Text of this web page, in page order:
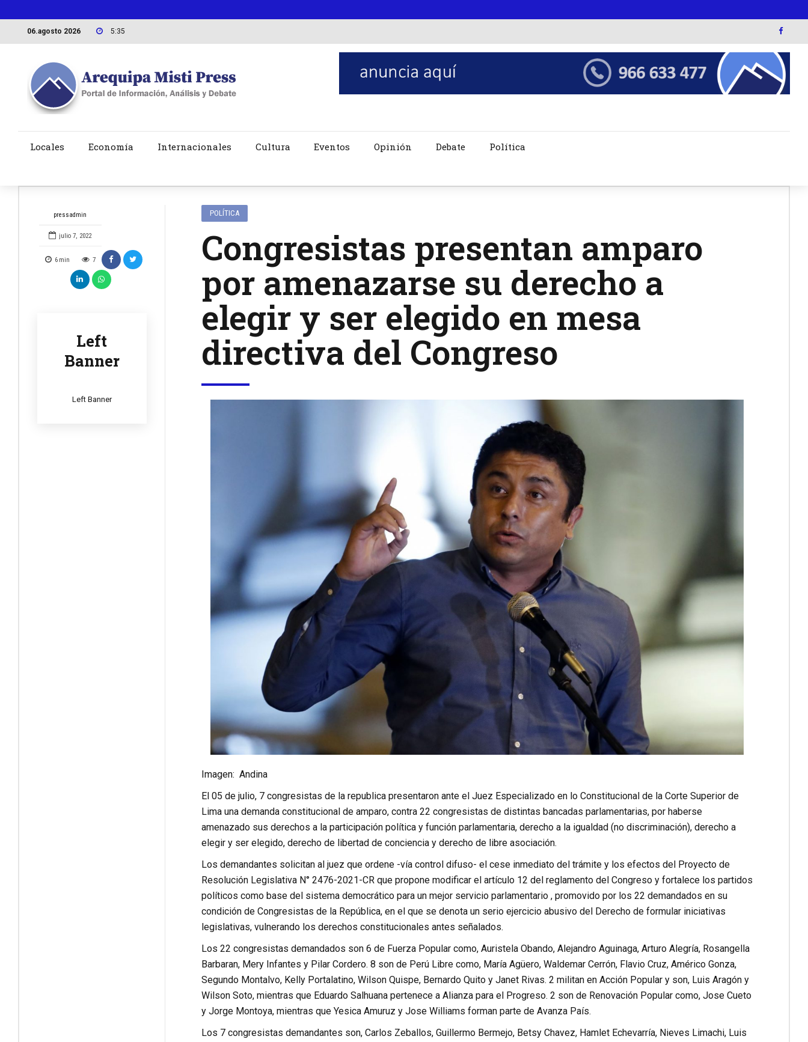
06.agosto 2026 5:35
Locales Economía Internacionales Cultura Eventos Opinión Debate Política
pressadmin
julio 7, 2022
6 min 7
Left
Banner
Left Banner
POLÍTICA
Congresistas presentan amparo
por amenazarse su derecho a
elegir y ser elegido en mesa
directiva del Congreso
Imagen: Andina
El 05 de julio, 7 congresistas de la republica presentaron ante el Juez Especializado en lo Constitucional de la Corte Superior de
Lima una demanda constitucional de amparo, contra 22 congresistas de distintas bancadas parlamentarias, por haberse
amenazado sus derechos a la participación política y función parlamentaria, derecho a la igualdad (no discriminación), derecho a
elegir y ser elegido, derecho de libertad de conciencia y derecho de libre asociación.
Los demandantes solicitan al juez que ordene -vía control difuso- el cese inmediato del trámite y los efectos del Proyecto de
Resolución Legislativa N° 2476-2021-CR que propone modificar el artículo 12 del reglamento del Congreso y fortalece los partidos
políticos como base del sistema democrático para un mejor servicio parlamentario , promovido por los 22 demandados en su
condición de Congresistas de la República, en el que se denota un serio ejercicio abusivo del Derecho de formular iniciativas
legislativas, vulnerando los derechos constitucionales antes señalados.
Los 22 congresistas demandados son 6 de Fuerza Popular como, Auristela Obando, Alejandro Aguinaga, Arturo Alegría, Rosangella
Barbaran, Mery Infantes y Pilar Cordero. 8 son de Perú Libre como, María Agüero, Waldemar Cerrón, Flavio Cruz, Américo Gonza,
Segundo Montalvo, Kelly Portalatino, Wilson Quispe, Bernardo Quito y Janet Rivas. 2 militan en Acción Popular y son, Luis Aragón y
Wilson Soto, mientras que Eduardo Salhuana pertenece a Alianza para el Progreso. 2 son de Renovación Popular como, Jose Cueto
y Jorge Montoya, mientras que Yesica Amuruz y Jose Williams forman parte de Avanza País.
Los 7 congresistas demandantes son, Carlos Zeballos, Guillermo Bermejo, Betsy Chavez, Hamlet Echevarría, Nieves Limachi, Luis